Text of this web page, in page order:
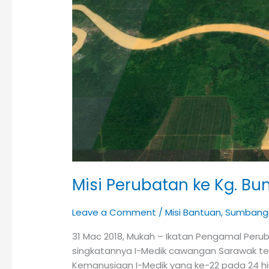
Misi Perubatan ke Kg.
Leave a Comment /Misi Bantuan,
31 Mac 2018, Mukah – Ikatan Pengamal
singkatannya I-Medik cawangan Sarawak
Kemanusiaan I-Medik yang ke-22 pada 24
ke
Kg.
Bungan
Kecil,
Matu